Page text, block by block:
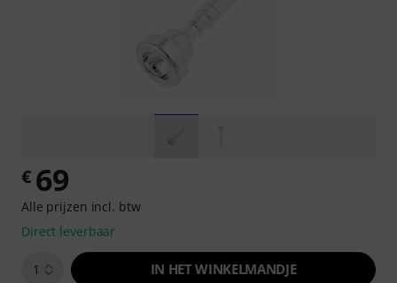
€ 69
Alle prijzen incl. btw
Direct leverbaar
1 IN HET WINKELMANDJE